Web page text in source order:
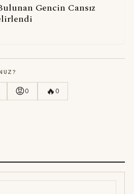
Gencin Cansız
😡0 🔥0